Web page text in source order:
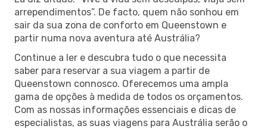
arrependimentos”. De facto, quem não sonhou em
sair da sua zona de conforto em Queenstown e
partir numa nova aventura até Austrália?
Continue a ler e descubra tudo o que necessita
saber para reservar a sua viagem a partir de
Queenstown connosco. Oferecemos uma ampla
gama de opções à medida de todos os orçamentos.
Com as nossas informações essenciais e dicas de
especialistas, as suas viagens para Austrália serão o